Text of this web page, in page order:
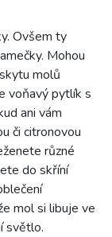
Ovšem ty
Mohou
molů
voňavý pytlík s
ani vám
či citronovou
různé
do skříní
mol si libuje ve
světlo.